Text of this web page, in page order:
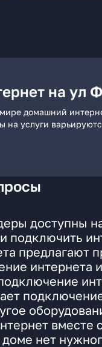
на ул
домашний
услуги
доступны
подключить
предлагают
интернета
вместе
нет